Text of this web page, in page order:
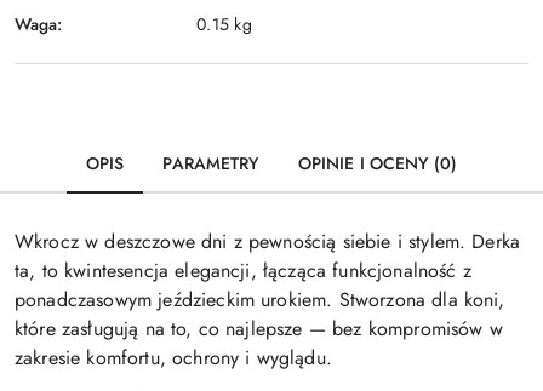
Waga: 0.15 kg
OPIS PARAMETRY OPINIE I OCENY (0)
Wkrocz w deszczowe dni z pewnością siebie i stylem. Derka
ta, to kwintesencja elegancji, łącząca funkcjonalność z
ponadczasowym jeździeckim urokiem. Stworzona dla koni,
które zasługują na to, co najlepsze — bez kompromisów w
zakresie komfortu, ochrony i wyglądu.